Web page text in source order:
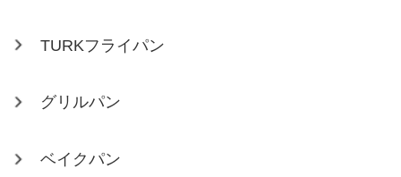
TURKフライパン
グリルパン
ベイクパン